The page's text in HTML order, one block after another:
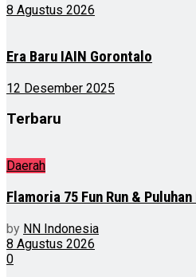
8 Agustus 2026
Era Baru IAIN Gorontalo
12 Desember 2025
Terbaru
Daerah
Flamoria 75 Fun Run &
by NN Indonesia
8 Agustus 2026
0